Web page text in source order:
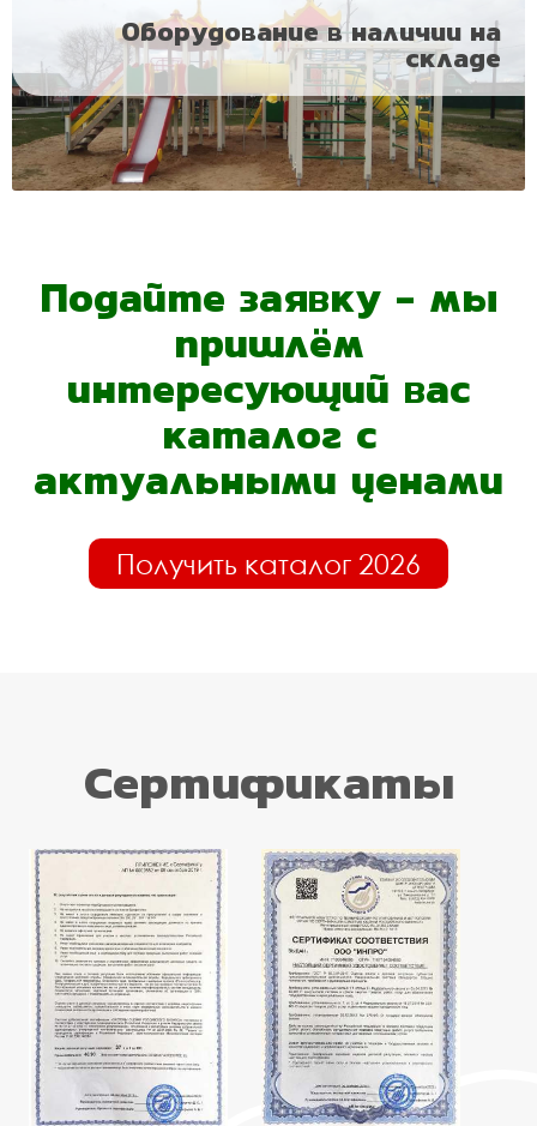
Оборудование в наличии на
складе
Подайте заявку - мы
пришлём
интересующий вас
каталог с
актуальными ценами
Получить каталог 2026
Сертификаты